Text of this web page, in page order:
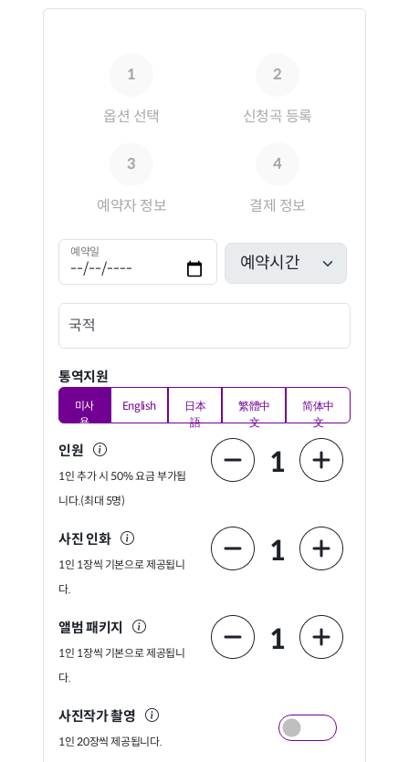
1
옵션 선택
2
신청곡 등록
3
예약자 정보
4
결제 정보
예약일
국적
통역지원
미사
용
English
日本
語
繁體中
文
简体中
文
인원
1인 추가 시 50% 요금 부가됩
니다.(최대 5명)
1
사진 인화
1인 1장씩 기본으로 제공됩니
다.
1
앨범 패키지
1인 1장씩 기본으로 제공됩니
다.
1
사진작가 촬영
1인 20장씩 제공됩니다.